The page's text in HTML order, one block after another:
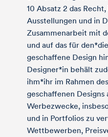
10 Absatz 2 das
Ausstellungen und in
Zusammenarbeit mit
und auf das für
geschaffene Design
Designer*in behält
ihm*ihr im Rahmen
geschaffenen
Werbezwecke,
und in Portfolios zu
Wettbewerben,